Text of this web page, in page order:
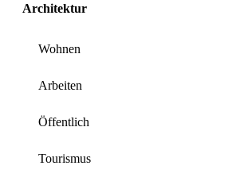
Architektur
Wohnen
Arbeiten
Öffentlich
Tourismus